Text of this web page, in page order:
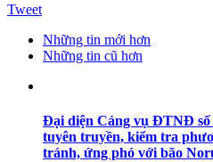
Tweet
Những tin mới hơn
Những tin cũ hơn
Đại diện Cảng vụ ĐTNĐ số
tuyên truyền, kiểm tra
tránh, ứng phó với bão